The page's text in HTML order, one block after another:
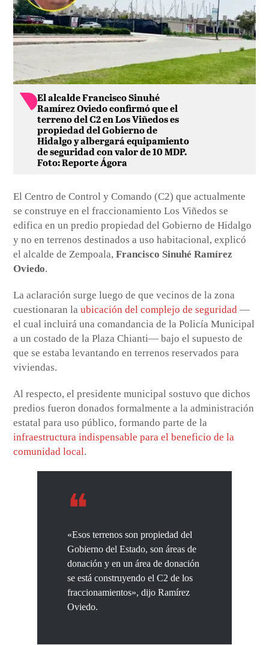
El alcalde Francisco Sinuhé
Ramírez Oviedo confirmó que el
terreno del C2 en Los Viñedos es
propiedad del Gobierno de
Hidalgo y albergará equipamiento
de seguridad con valor de 10 MDP.
Foto: Reporte Ágora
El Centro de Control y Comando (C2) que actualmente
se construye en el fraccionamiento Los Viñedos se
edifica en un predio propiedad del Gobierno de Hidalgo
y no en terrenos destinados a uso habitacional, explicó
el alcalde de Zempoala,Francisco Sinuhé Ramírez
Oviedo.
La aclaración surge luego de que vecinos de la zona
cuestionaran laubicación del complejo de seguridad —
el cual incluirá una comandancia de la Policía Municipal
a un costado de la Plaza Chianti— bajo el supuesto de
que se estaba levantando en terrenos reservados para
viviendas.
Al respecto, el presidente municipal sostuvo que dichos
predios fueron donados formalmente a la administración
estatal para uso público, formando parte de la
infraestructura indispensable para el beneficio de la
comunidad local.
«Esos terrenos son propiedad del
Gobierno del Estado, son áreas de
donación y en un área de donación
se está construyendo el C2 de los
fraccionamientos», dijo Ramírez
Oviedo.